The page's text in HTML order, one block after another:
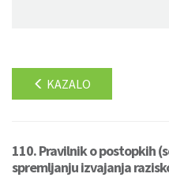
KAZALO
110. Pravilnik o postopkih
spremljanju izvajanja